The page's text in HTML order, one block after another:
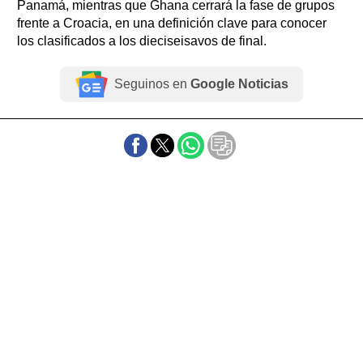
Panamá, mientras que Ghana cerrará la fase de grupos
frente a Croacia, en una definición clave para conocer
los clasificados a los dieciseisavos de final.
Seguinos en Google Noticias